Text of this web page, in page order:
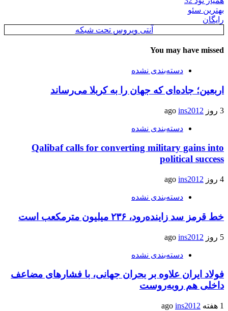
بهترین سئو
رایگان
آنتی ویروس تحت شبکه
You may have missed
دسته‌بندی نشده
اربعین؛ جاده‌ای که جهان را به کربلا می‌رساند
3 روز ago ins2012
دسته‌بندی نشده
Qalibaf calls for converting military gains into
political success
4 روز ago ins2012
دسته‌بندی نشده
خط قرمز سد زاینده‌رود، ۲۳۶ میلیون مترمکعب است
5 روز ago ins2012
دسته‌بندی نشده
فولاد ایران علاوه بر بحران جهانی، با فشارهای مضاعف
داخلی هم روبه‌روست
1 هفته ago ins2012